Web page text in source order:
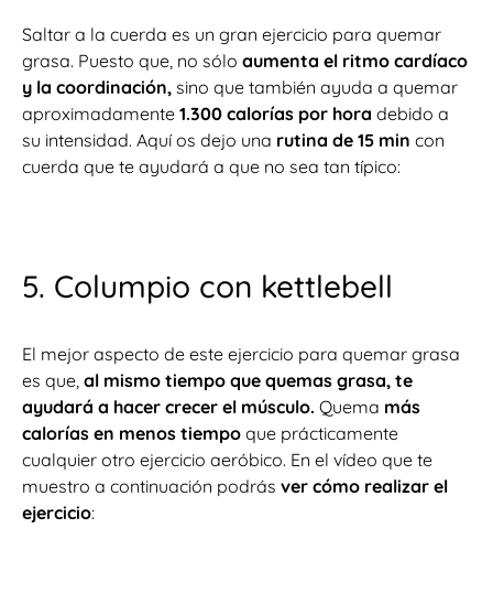
Saltar a la cuerda es un gran ejercicio para quemar
grasa. Puesto que, no sólo aumenta el ritmo cardíaco
y la coordinación, sino que también ayuda a quemar
aproximadamente 1.300 calorías por hora debido a
su intensidad. Aquí os dejo una rutina de 15 min con
cuerda que te ayudará a que no sea tan típico:
5. Columpio con kettlebell
El mejor aspecto de este ejercicio para quemar grasa
es que, al mismo tiempo que quemas grasa, te
ayudará a hacer crecer el músculo. Quema más
calorías en menos tiempo que prácticamente
cualquier otro ejercicio aeróbico. En el vídeo que te
muestro a continuación podrás ver cómo realizar el
ejercicio: